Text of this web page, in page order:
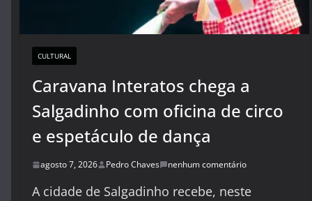
CULTURAL
Caravana Interatos chega a
Salgadinho com oficina de circo
e espetáculo de dança
agosto 7, 2026 Pedro Chaves nenhum comentário
A cidade de Salgadinho recebe, neste